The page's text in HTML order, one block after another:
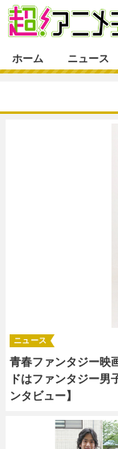
番組・動画
連載・ブログ
編集部ブログ・
ホーム ニュース
青春ファンタジー映
ドはファンタジー男
ンタビュー】
ニュース